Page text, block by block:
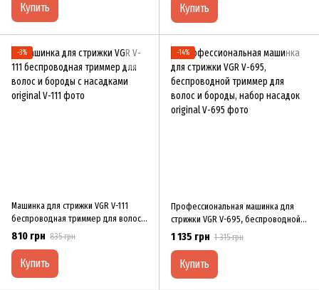
Купить Купить
−3%
Машинка для стрижки VGR V-111
беспроводная триммер для волос и
бороды с насадками original
810 грн 835 грн
Купить
−14%
Профессиональная машинка для
стрижки VGR V-695, беспроводной
триммер для волос и бороды,
набор насадок original
1 135 грн 1 315 грн
Купить